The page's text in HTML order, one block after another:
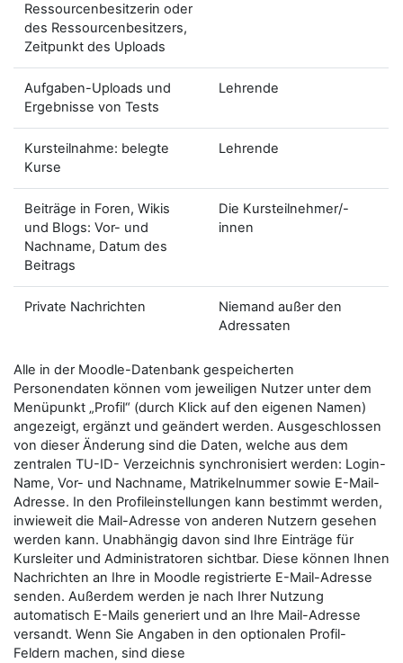
Ressourcenbesitzerin oder
des Ressourcenbesitzers,
Zeitpunkt des Uploads
Aufgaben-Uploads und
Ergebnisse von Tests
Lehrende
Kursteilnahme: belegte
Kurse
Lehrende
Beiträge in Foren, Wikis
und Blogs: Vor- und
Nachname, Datum des
Beitrags
Die Kursteilnehmer/-
innen
Private Nachrichten
Niemand außer den
Adressaten
Alle in der Moodle-Datenbank gespeicherten
Personendaten können vom jeweiligen Nutzer unter dem
Menüpunkt „Profil“ (durch Klick auf den eigenen Namen)
angezeigt, ergänzt und geändert werden. Ausgeschlossen
von dieser Änderung sind die Daten, welche aus dem
zentralen TU-ID- Verzeichnis synchronisiert werden: Login-
Name, Vor- und Nachname, Matrikelnummer sowie E-Mail-
Adresse. In den Profileinstellungen kann bestimmt werden,
inwieweit die Mail-Adresse von anderen Nutzern gesehen
werden kann. Unabhängig davon sind Ihre Einträge für
Kursleiter und Administratoren sichtbar. Diese können Ihnen
Nachrichten an Ihre in Moodle registrierte E-Mail-Adresse
senden. Außerdem werden je nach Ihrer Nutzung
automatisch E-Mails generiert und an Ihre Mail-Adresse
versandt. Wenn Sie Angaben in den optionalen Profil-
Feldern machen, sind diese